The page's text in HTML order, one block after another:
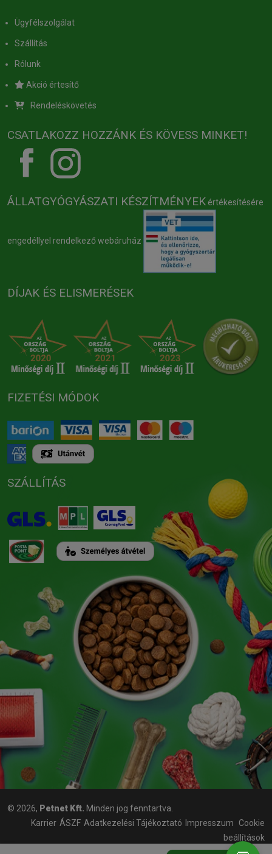
Ügyfélszolgálat
Szállítás
Rólunk
Akció értesítő
Rendeléskövetés
CSATLAKOZZ HOZZÁNK ÉS KÖVESS MINKET!
ÁLLATGYÓGYÁSZATI KÉSZÍTMÉNYEK értékesítésére
engedéllyel rendelkező webáruház
DÍJAK ÉS ELISMERÉSEK
FIZETÉSI MÓDOK
SZÁLLÍTÁS
© 2026, Petnet Kft. Minden jog fenntartva.
Karrier ÁSZF Adatkezelési Tájékoztató Impresszum
Cookie
beállítások